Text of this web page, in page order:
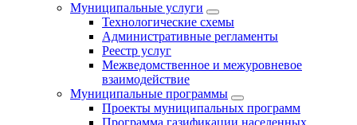
Муниципальные услуги
Технологические схемы
Административные регламенты
Реестр услуг
Межведомственное и межуровневое
взаимодействие
Муниципальные программы
Проекты муниципальных программ